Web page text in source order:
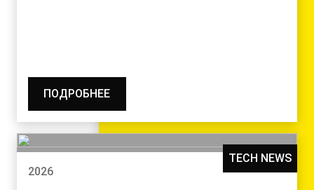
ПОДРОБНЕЕ
TECH NEWS
2026